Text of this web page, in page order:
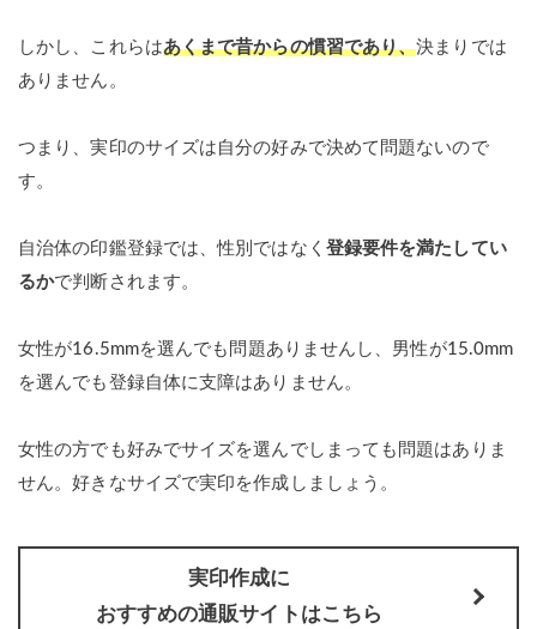
しかし、これらはあくまで昔からの慣習であり、決まりでは
ありません。
つまり、実印のサイズは自分の好みで決めて問題ないので
す。
自治体の印鑑登録では、性別ではなく 登録要件を満たしてい
るかで判断されます。
女性が16.5mmを選んでも問題ありませんし、男性が15.0mm
を選んでも登録自体に支障はありません。
女性の方でも好みでサイズを選んでしまっても問題はありま
せん。好きなサイズで実印を作成しましょう。
実印作成に
おすすめの通販サイトはこちら